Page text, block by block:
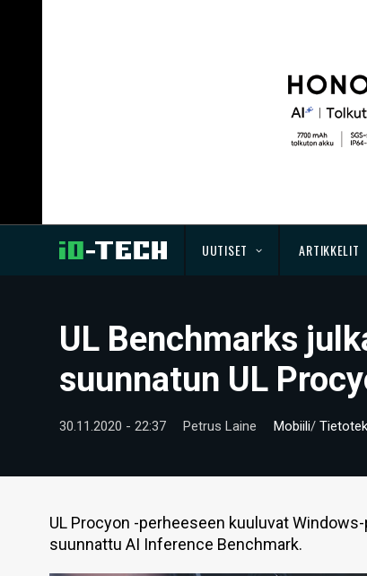
UUTISET ARTIKKELIT
UL Benchmarks
suunnatun UL
30.11.2020 - 22:37 Petrus Laine Mobiili/
UL Procyon -perheeseen kuuluvat
suunnattu AI Inference Benchmark.